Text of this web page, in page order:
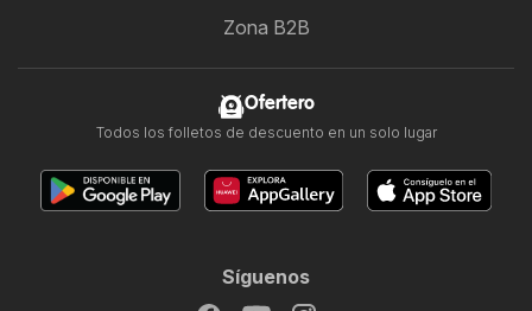
Zona B2B
Ofertero
Todos los folletos de descuento en un solo lugar
Síguenos